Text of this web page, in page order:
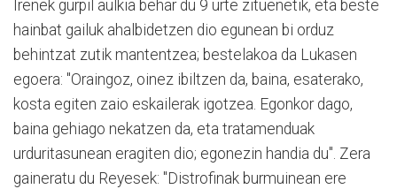
Irenek gurpil aulkia behar du 9 urte zituenetik, eta beste
hainbat gailuk ahalbidetzen dio egunean bi orduz
behintzat zutik mantentzea; bestelakoa da Lukasen
egoera: "Oraingoz, oinez ibiltzen da, baina, esaterako,
kosta egiten zaio eskailerak igotzea. Egonkor dago,
baina gehiago nekatzen da, eta tratamenduak
urduritasunean eragiten dio; egonezin handia du". Zera
gaineratu du Reyesek: "Distrofinak burmuinean ere